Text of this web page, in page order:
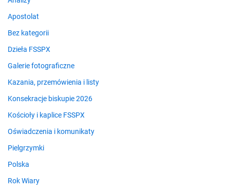
Apostolat
Bez kategorii
Dzieła FSSPX
Galerie fotograficzne
Kazania, przemówienia i listy
Konsekracje biskupie 2026
Kościoły i kaplice FSSPX
Oświadczenia i komunikaty
Pielgrzymki
Polska
Rok Wiary